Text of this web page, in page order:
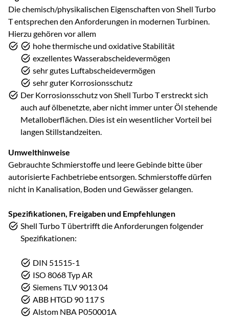
Die chemisch/physikalischen Eigenschaften von Shell Turbo
T entsprechen den Anforderungen in modernen Turbinen.
Hierzu gehören vor allem
hohe thermische und oxidative Stabilität
exzellentes Wasserabscheidevermögen
sehr gutes Luftabscheidevermögen
sehr guter Korrosionsschutz
Der Korrosionsschutz von Shell Turbo T erstreckt sich
auch auf ölbenetzte, aber nicht immer unter Öl stehende
Metalloberflächen. Dies ist ein wesentlicher Vorteil bei
langen Stillstandzeiten.
Umwelthinweise
Gebrauchte Schmierstoffe und leere Gebinde bitte über
autorisierte Fachbetriebe entsorgen. Schmierstoffe dürfen
nicht in Kanalisation, Boden und Gewässer gelangen.
Spezifikationen, Freigaben und Empfehlungen
Shell Turbo T übertrifft die Anforderungen folgender
Spezifikationen:
DIN 51515-1
ISO 8068 Typ AR
Siemens TLV 9013 04
ABB HTGD 90 117 S
Alstom NBA P050001A